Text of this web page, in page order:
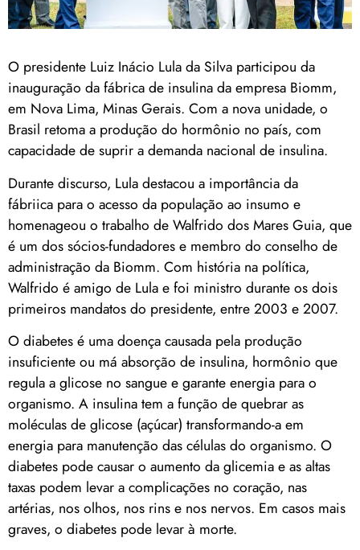
O presidente Luiz Inácio Lula da Silva participou da
inauguração da fábrica de insulina da empresa Biomm,
em Nova Lima, Minas Gerais. Com a nova unidade, o
Brasil retoma a produção do hormônio no país, com
capacidade de suprir a demanda nacional de insulina.
Durante discurso, Lula destacou a importância da
fábriica para o acesso da população ao insumo e
homenageou o trabalho de Walfrido dos Mares Guia, que
é um dos sócios-fundadores e membro do conselho de
administração da Biomm. Com história na política,
Walfrido é amigo de Lula e foi ministro durante os dois
primeiros mandatos do presidente, entre 2003 e 2007.
O diabetes é uma doença causada pela produção
insuficiente ou má absorção de insulina, hormônio que
regula a glicose no sangue e garante energia para o
organismo. A insulina tem a função de quebrar as
moléculas de glicose (açúcar) transformando-a em
energia para manutenção das células do organismo. O
diabetes pode causar o aumento da glicemia e as altas
taxas podem levar a complicações no coração, nas
artérias, nos olhos, nos rins e nos nervos. Em casos mais
graves, o diabetes pode levar à morte.